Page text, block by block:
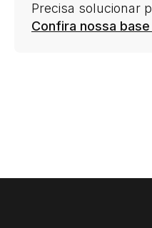
Precisa solucionar
Confira nossa